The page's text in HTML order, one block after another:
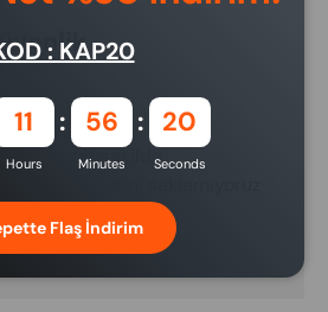
güvenli bir şekilde
erişimimiz
: KAP20
11
Hours
56
Minutes
20
Seconds
Flaş İndirim